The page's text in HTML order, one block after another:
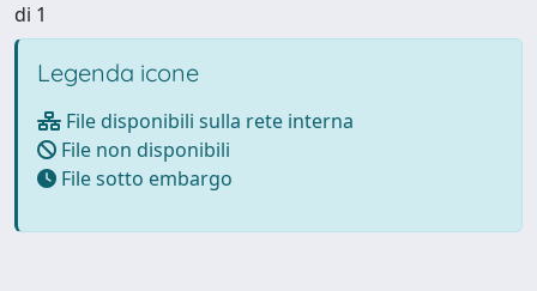
di 1
Legenda icone
File disponibili sulla rete interna
File non disponibili
File sotto embargo